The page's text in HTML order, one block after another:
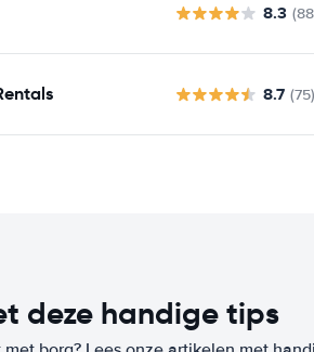
8.3
8.7 (75)
deze handige tips